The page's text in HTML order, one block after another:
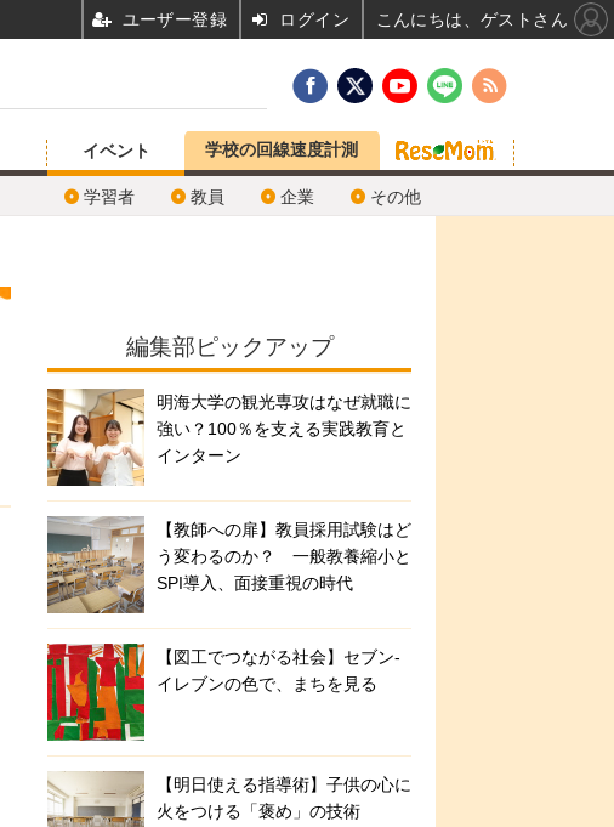
イベント
学習者 教員 企業 その他
学校の回線速度計測
編集部ピックアップ
明海大学の観光専攻はなぜ就職に
強い？100％を支える実践教育と
インターン
【教師への扉】教員採用試験はど
う変わるのか？ 一般教養縮小と
SPI導入、面接重視の時代
【図工でつながる社会】セブン‐
イレブンの色で、まちを見る
【明日使える指導術】子供の心に
火をつける「褒め」の技術
ユーザー登録 ログイン こんにちは、ゲストさん